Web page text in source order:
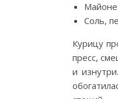
Соль,
Курицу
пресс,
и